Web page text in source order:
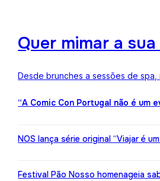
Quer mimar a
Desde brunches a sessões de
“A Comic Con Portugal não é um
NOS lança série original “Viajar é
Festival Pão Nosso homenageia